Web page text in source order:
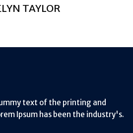
TAYLOR
text of the printing and
Ipsum has been the industry's.